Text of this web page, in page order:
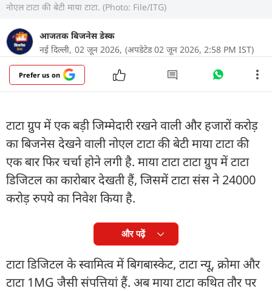
नोएल टाटा की बेटी माया टाटा. (Photo: File/ITG)
आजतक बिजनेस डेस्क
नई दिल्‍ली, 02 जून 2026, (अपडेटेड 02 जून 2026, 2:58 PM IST)
Prefer us on
टाटा ग्रुप में एक बड़ी जिम्‍मेदारी रखने वाली और हजारों करोड़
का बिजनेस देखने वाली नोएल टाटा की बेटी माया टाटा की
एक बार फिर चर्चा होने लगी है. माया टाटा टाटा ग्रुप में टाटा
डिजिटल का कारोबार देखती हैं, जिसमें टाटा संस ने 24000
करोड़ रुपये का निवेश किया है.
और पढ़ें
टाटा डिजिटल के स्वामित्व में बिगबास्केट, टाटा न्यू, क्रोमा और
टाटा 1MG जैसी संपत्तियां हैं. अब माया टाटा कथित तौर पर